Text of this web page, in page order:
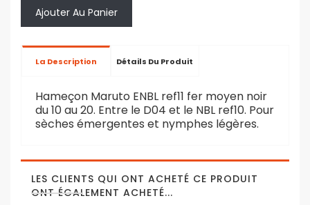
Ajouter Au Panier
La Description Détails Du Produit
Hameçon Maruto ENBL ref11 fer moyen noir
du 10 au 20. Entre le D04 et le NBL ref10. Pour
sèches émergentes et nymphes légères.
LES CLIENTS QUI ONT ACHETÉ CE PRODUIT
ONT ÉGALEMENT ACHETÉ...